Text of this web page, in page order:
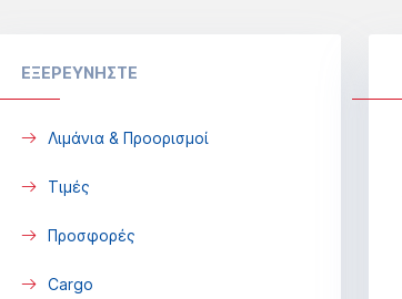
ΕΞΕΡΕΥΝΗΣΤΕ
Λιμάνια & Προορισμοί
Τιμές
Προσφορές
Cargo